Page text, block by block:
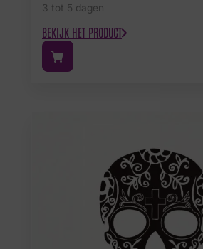
3 tot 5 dagen
BEKIJK HET PRODUCT